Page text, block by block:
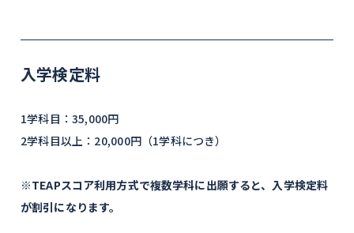
文、新聞
理、社会、社会福祉、看護
地球環境法
［経済］経済（文系受
語、フランス語、イスパニ
ア語、ロシア語、ポルトガ
第2 次試験日
発表日
※神学部神学科、総合人間科学部心理学科・看
入学手続締切日
入学検定料
1学科目：35,000円
2学科目以上：20,000円（1学科につき）
※TEAPスコア利用方式で複数学科に出願すると、入学検定料
が割引になります。